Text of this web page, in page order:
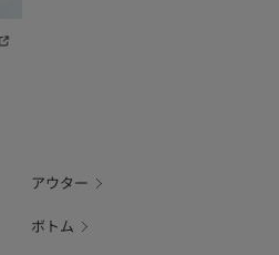
アウター
ボトム